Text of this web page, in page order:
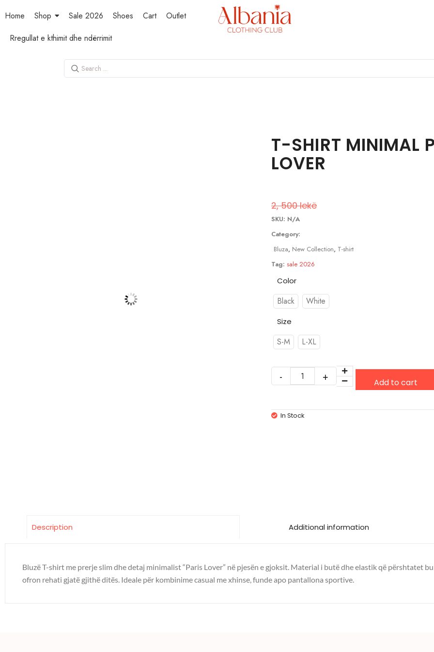
Home Shop Sale 2026 Shoes Cart
Outlet
Rregullat e kthimit dhe ndërrimit
T-SHIRT MINIMAL
LOVER
2, 500lekë
SKU: N/A
Category:
Bluza, New Collection, T-shirt
Tag: sale 2026
Color
Black White
Size
S-M L-XL
Add to cart
In Stock
Description Additional information
Bluzë T-shirt me prerje slim dhe detaj minimalist “Paris Lover” në pjesën e gjoksit. Material i butë dhe elastik që përshtatet
ofron rehati gjatë gjithë ditës. Ideale për kombinime casual me xhinse, funde apo pantallona sportive.